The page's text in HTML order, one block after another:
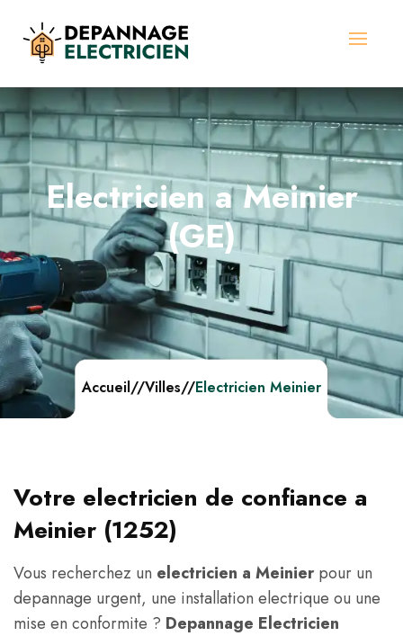
Electricien a Meinier
(GE)
Accueil//Villes//Electricien Meinier
Votre electricien de confiance a
Meinier (1252)
Vous recherchez un electricien a Meinierpour un
depannage urgent, une installation electrique ou une
mise en conformite ? Depannage Electricien